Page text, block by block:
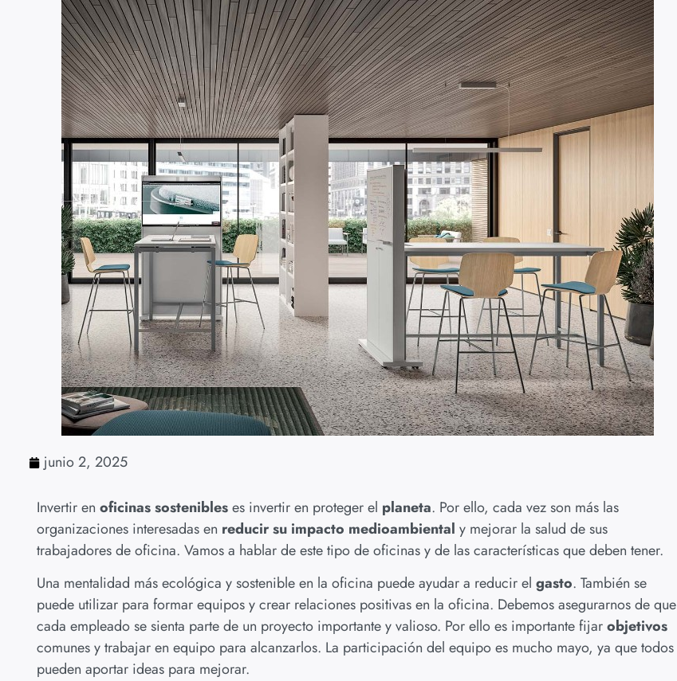
junio 2, 2025
Invertir en oficinas sostenibleses invertir en proteger el planeta. Por ello, cada vez son más las
organizaciones interesadas en reducir su impacto medioambiental y mejorar la salud de sus
trabajadores de oficina. Vamos a hablar de este tipo de oficinas y de las características que deben tener.
Una mentalidad más ecológica y sostenible en la oficina puede ayudar a reducir el gasto. También se
puede utilizar para formar equipos y crear relaciones positivas en la oficina. Debemos asegurarnos de que
cada empleado se sienta parte de un proyecto importante y valioso. Por ello es importante fijarobjetivos
comunes y trabajar en equipo para alcanzarlos. La participación del equipo es mucho mayo, ya que todos
pueden aportar ideas para mejorar.